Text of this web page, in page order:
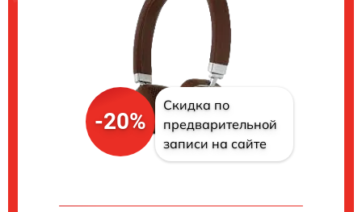
-20%
Скидка по
предварительной
записи на сайте